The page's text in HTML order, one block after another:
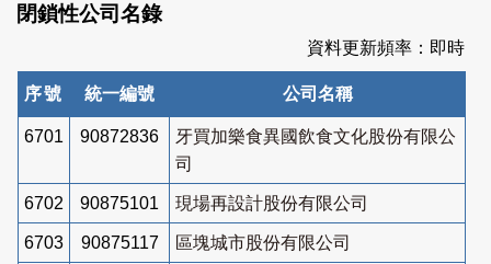
閉鎖性公司名錄
資料更新頻率：即時
序號 統一編號 公司名稱
6701 90872836
牙買加樂食異國飲食文化股份有限公
司
6702 90875101 現場再設計股份有限公司
6703 90875117 區塊城市股份有限公司